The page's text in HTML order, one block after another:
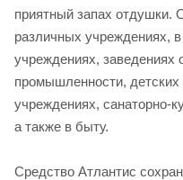
приятный запах отдушки.
различных учреждениях,
учреждениях, заведениях
промышленности,
учреждениях, санаторно-
а также в быту.
Средство Атлантис